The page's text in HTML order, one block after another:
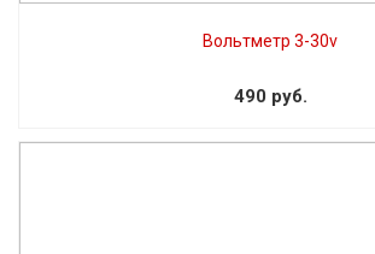
Вольтметр 3-30v
490 руб.